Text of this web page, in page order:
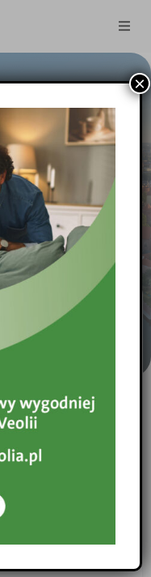
video
×